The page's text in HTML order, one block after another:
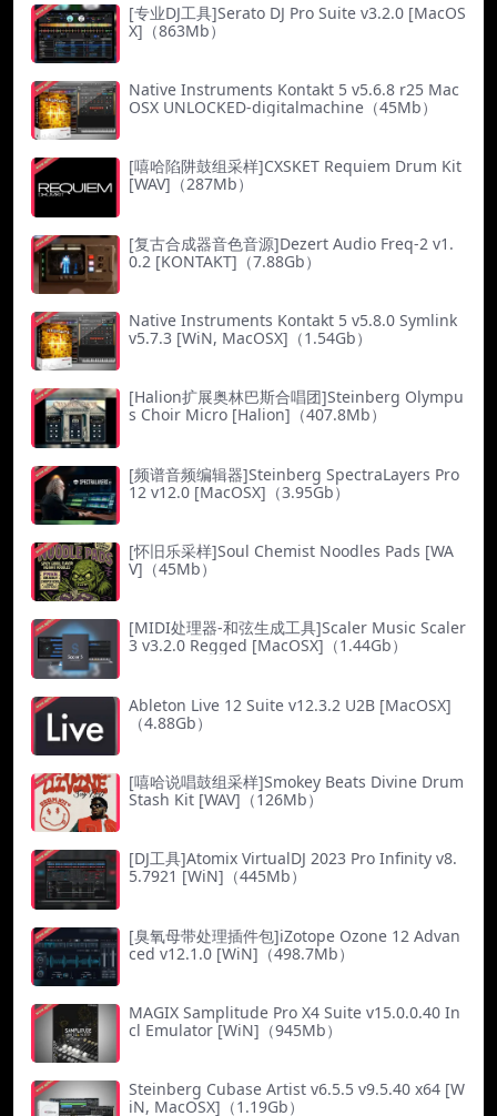
[专业DJ工具]Serato DJ Pro Suite v3.2.0 [MacOS
X]（863Mb）
Native Instruments Kontakt 5 v5.6.8 r25 Mac
OSX UNLOCKED-digitalmachine（45Mb）
[嘻哈陷阱鼓组采样]CXSKET Requiem Drum Kit
[WAV]（287Mb）
[复古合成器音色音源]Dezert Audio Freq-2 v1.
0.2 [KONTAKT]（7.88Gb）
Native Instruments Kontakt 5 v5.8.0 Symlink
v5.7.3 [WiN, MacOSX]（1.54Gb）
[Halion扩展奥林巴斯合唱团]Steinberg Olympu
s Choir Micro [Halion]（407.8Mb）
[频谱音频编辑器]Steinberg SpectraLayers Pro
12 v12.0 [MacOSX]（3.95Gb）
[怀旧乐采样]Soul Chemist Noodles Pads [WA
V]（45Mb）
[MIDI处理器-和弦生成工具]Scaler Music Scaler
3 v3.2.0 Regged [MacOSX]（1.44Gb）
Ableton Live 12 Suite v12.3.2 U2B [MacOSX]
（4.88Gb）
[嘻哈说唱鼓组采样]Smokey Beats Divine Drum
Stash Kit [WAV]（126Mb）
[DJ工具]Atomix VirtualDJ 2023 Pro Infinity v8.
5.7921 [WiN]（445Mb）
[臭氧母带处理插件包]iZotope Ozone 12 Advan
ced v12.1.0 [WiN]（498.7Mb）
MAGIX Samplitude Pro X4 Suite v15.0.0.40 In
cl Emulator [WiN]（945Mb）
Steinberg Cubase Artist v6.5.5 v9.5.40 x64 [W
iN, MacOSX]（1.19Gb）